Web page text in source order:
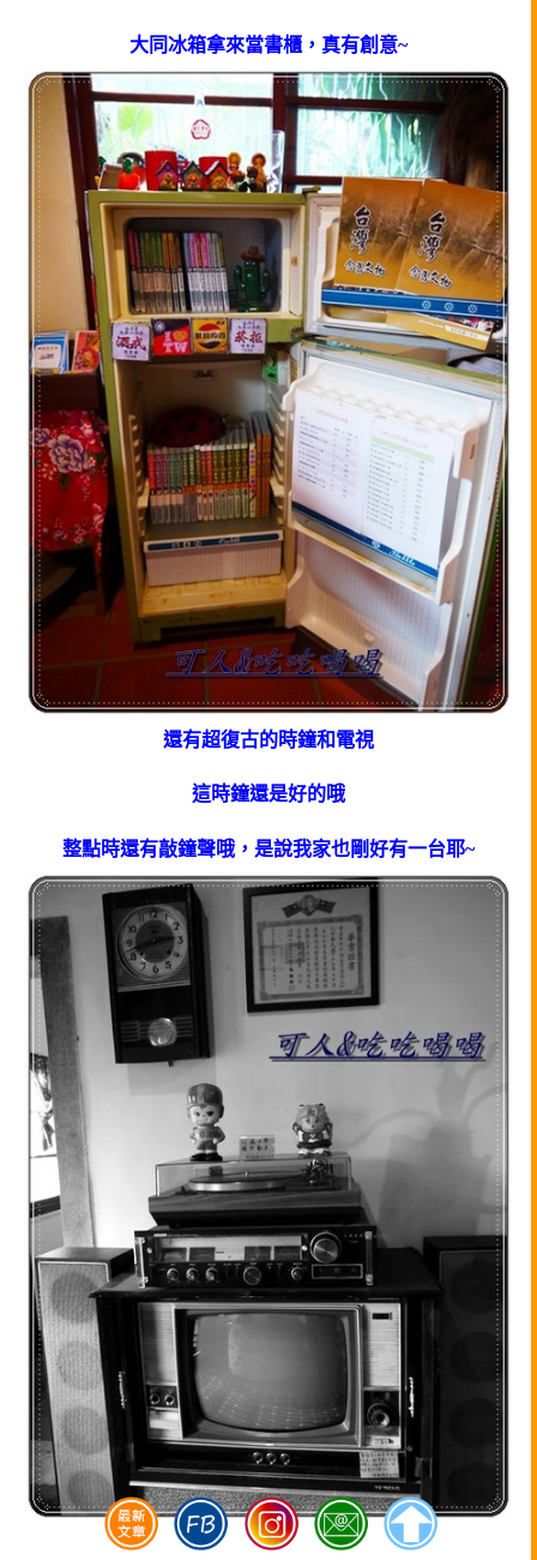
大同冰箱拿來當書櫃，真有創意~
還有超復古的時鐘和電視
這時鐘還是好的哦
整點時還有敲鐘聲哦，是說我家也剛好有一台耶~